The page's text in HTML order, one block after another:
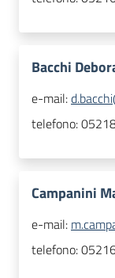
Bacchi
e-mail:
telefono:
Campanini
e-mail:
telefono: